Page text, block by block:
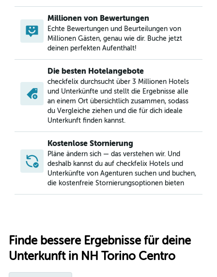
Millionen von Bewertungen
Echte Bewertungen und Beurteilungen von
Millionen Gästen, genau wie dir. Buche jetzt
deinen perfekten Aufenthalt!
Die besten Hotelangebote
checkfelix durchsucht über 3 Millionen Hotels
und Unterkünfte und stellt die Ergebnisse alle
an einem Ort übersichtlich zusammen, sodass
du Vergleiche ziehen und die für dich ideale
Unterkunft finden kannst.
Kostenlose Stornierung
Pläne ändern sich — das verstehen wir. Und
deshalb kannst du auf checkfelix Hotels und
Unterkünfte von Agenturen suchen und buchen,
die kostenfreie Stornierungsoptionen bieten
Finde bessere Ergebnisse für deine
Unterkunft in NH Torino Centro